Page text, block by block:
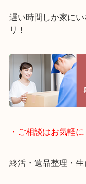
・ライン査定お待
・宅配買取ページ
遅い時間しか家に